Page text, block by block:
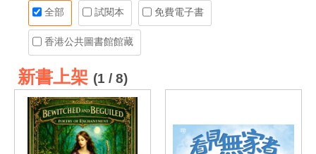
全部 試閱本 免費電子書
香港公共圖書館館藏
新書上架 (1 / 8)